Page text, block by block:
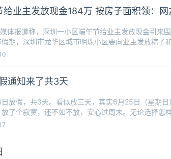
给业主发放现金184万 按房子面积领：网
体报道称，深圳一小区端午节给业主发放现金引来
期，深圳市龙华区城市明珠小区要向业主发放粽子
通知来了共3天
放假，共3天。看似放三天，其实6月25日（星期
了个寂寞，还不如不放，安心过周末。无论选择怎